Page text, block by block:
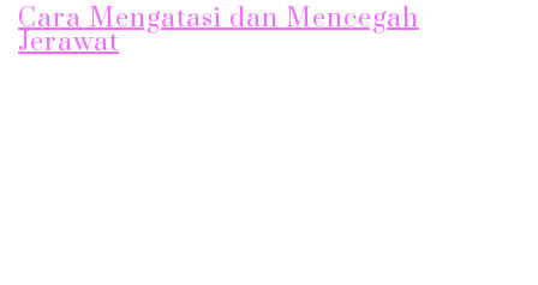
Cara Mengatasi dan Mencegah
Jerawat